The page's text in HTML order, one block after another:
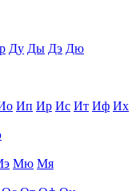
Ду Ды Дэ Дю
Ип Ир Ис Ит Иф Их
Мю Мя